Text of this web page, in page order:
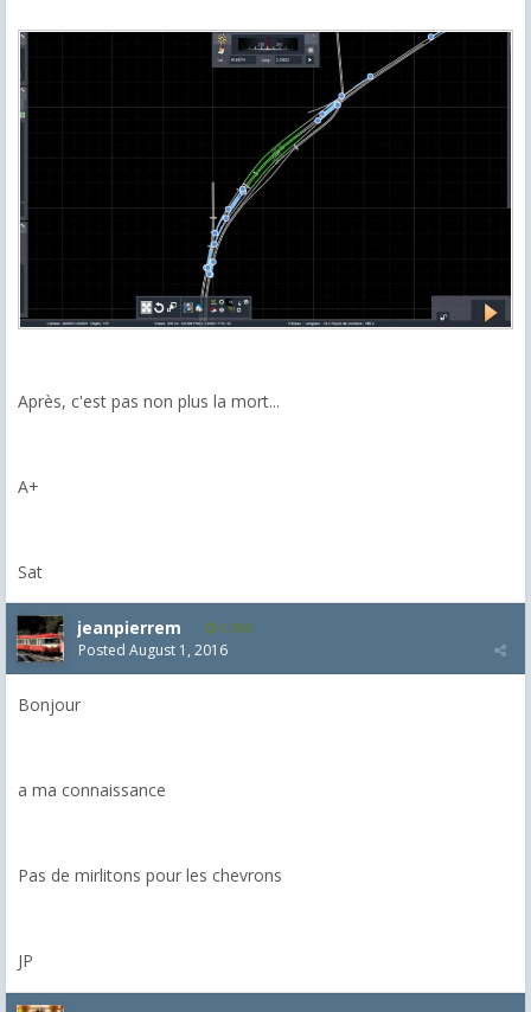
Après, c'est pas non plus la mort...
A+
Sat
jeanpierrem 5,986
Posted August 1, 2016
Bonjour
a ma connaissance
Pas de mirlitons pour les chevrons
JP